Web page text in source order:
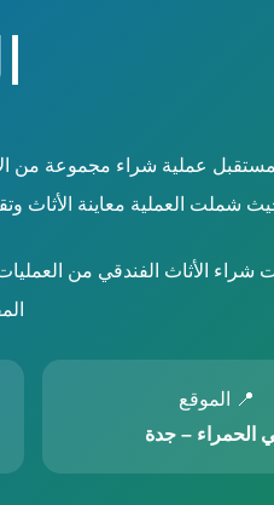
عملية شراء مجموعة من
شملت العملية معاينة الأثاث
شراء الأثاث الفندقي من
📍 الموقع
الحمراء – جدة